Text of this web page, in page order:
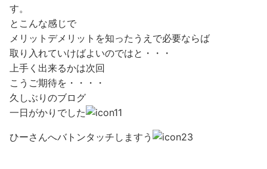
す。
とこんな感じで
メリットデメリットを知ったうえで必要ならば
取り入れていけばよいのではと・・・
上手く出来るかは次回
こうご期待を・・・・
久しぶりのブログ
一日がかりでした
ひーさんへバトンタッチしますう